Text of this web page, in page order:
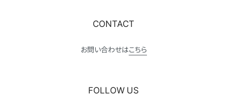
CONTACT
お問い合わせはこちら
FOLLOW US